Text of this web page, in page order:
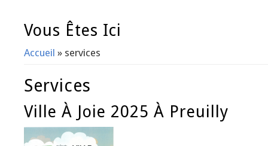
Vous Êtes Ici
Accueil » services
Services
Ville À Joie 2025 À Preuilly